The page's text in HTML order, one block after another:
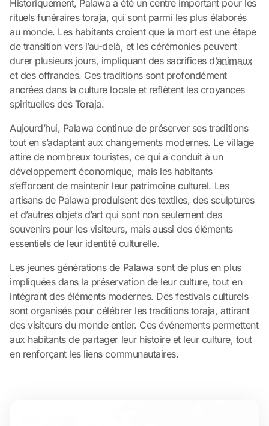
Historiquement, Palawa a été un centre important pour les
rituels funéraires toraja, qui sont parmi les plus élaborés
au monde. Les habitants croient que la mort est une étape
de transition vers l’au-delà, et les cérémonies peuvent
durer plusieurs jours, impliquant des sacrifices d’animaux
et des offrandes. Ces traditions sont profondément
ancrées dans la culture locale et reflètent les croyances
spirituelles des Toraja.
Aujourd’hui, Palawa continue de préserver ses traditions
tout en s’adaptant aux changements modernes. Le village
attire de nombreux touristes, ce qui a conduit à un
développement économique, mais les habitants
s’efforcent de maintenir leur patrimoine culturel. Les
artisans de Palawa produisent des textiles, des sculptures
et d’autres objets d’art qui sont non seulement des
souvenirs pour les visiteurs, mais aussi des éléments
essentiels de leur identité culturelle.
Les jeunes générations de Palawa sont de plus en plus
impliquées dans la préservation de leur culture, tout en
intégrant des éléments modernes. Des festivals culturels
sont organisés pour célébrer les traditions toraja, attirant
des visiteurs du monde entier. Ces événements permettent
aux habitants de partager leur histoire et leur culture, tout
en renforçant les liens communautaires.